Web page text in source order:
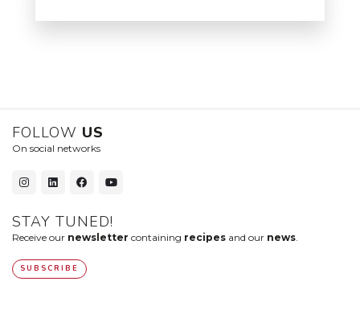
FOLLOW US
On social networks
STAY TUNED!
Receive our newsletter containing recipes and our news
SUBSCRIBE